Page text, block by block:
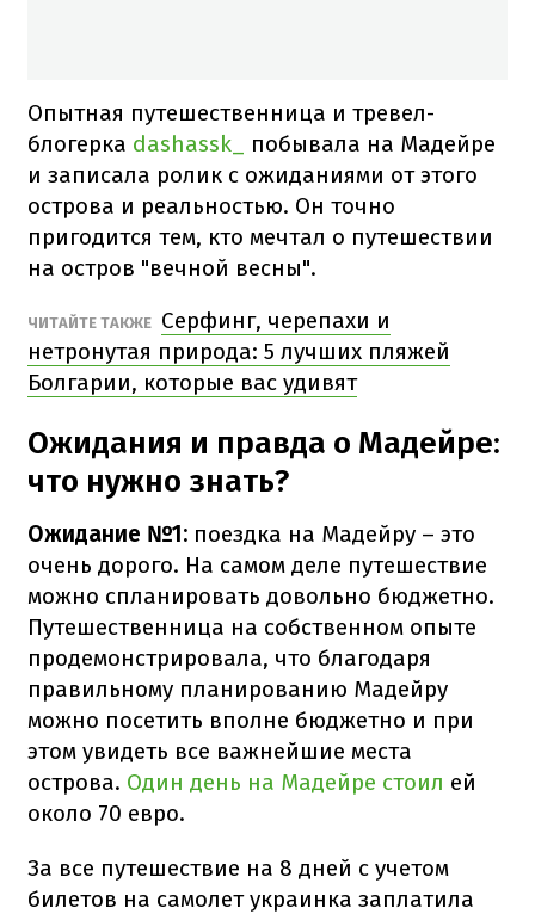
Опытная путешественница и тревел-
блогерка dashassk_
побывала на Мадейре
и записала ролик с ожиданиями от этого
острова и реальностью. Он точно
пригодится тем, кто мечтал о путешествии
на остров "вечной весны".
ЧИТАЙТЕ ТАКЖЕ Серфинг, черепахи и
нетронутая природа: 5 лучших пляжей
Болгарии, которые вас удивят
Ожидания и правда о Мадейре:
что нужно знать?
Ожидание №1: поездка на Мадейру – это
очень дорого. На самом деле путешествие
можно спланировать довольно бюджетно.
Путешественница на собственном опыте
продемонстрировала, что благодаря
правильному планированию Мадейру
можно посетить вполне бюджетно и при
этом увидеть все важнейшие места
острова. Один день на Мадейре стоил ей
около 70 евро.
За все путешествие на 8 дней с учетом
билетов на самолет украинка заплатила